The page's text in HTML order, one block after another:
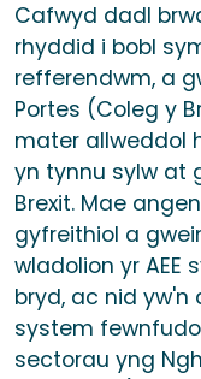
Cafwyd dadl
rhyddid i bobl
refferendwm, a
Portes (Coleg y
mater allweddol
yn tynnu sylw at
Brexit. Mae
gyfreithiol a
wladolion yr AEE
bryd, ac nid
system
sectorau yng